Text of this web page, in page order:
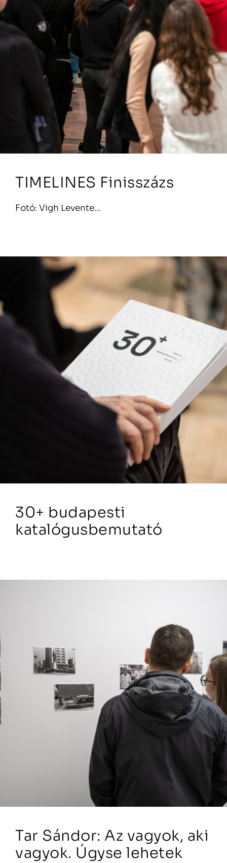
TIMELINES Finisszázs
Fotó: Vigh Levente…
30+ budapesti
katalógusbemutató
Tar Sándor: Az vagyok, aki
vagyok. Úgyse lehetek